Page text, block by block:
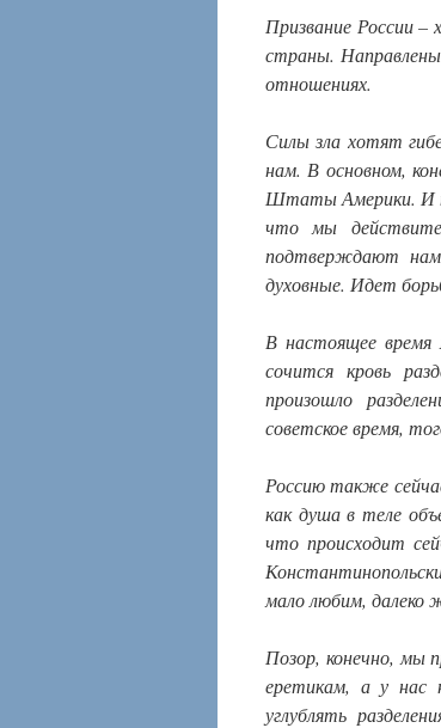
Призвание России –
страны. Направлены
отношениях.
Силы зла хотят
нам. В основном,
Штаты Америки. И
что мы
подтверждают нам
духовные. Идет
В настоящее
сочится кровь
произошло
советское время,
Россию также
как душа в теле
что происходит
мало любим, далеко
Позор, конечно, мы
еретикам, а у нас
углублять